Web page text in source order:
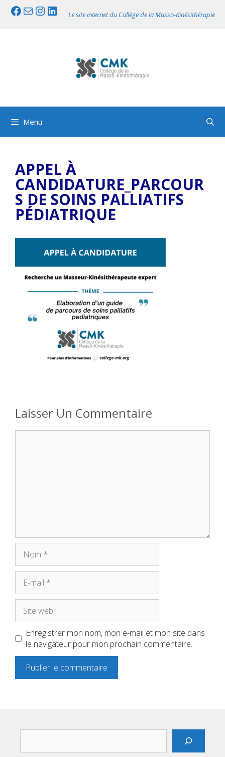
AllerFacebook
MailInstagram
LinkedIn
Le site internet du Collège de la Masso-Kinésithérapie
Menu
APPEL À
CANDIDATURE_PARCOUR
S DE SOINS PALLIATIFS
PÉDIATRIQUE
Laisser Un Commentaire
mail
web
Enregistrer mon nom, mon e-mail et mon site dans
le navigateur pour mon prochain commentaire.